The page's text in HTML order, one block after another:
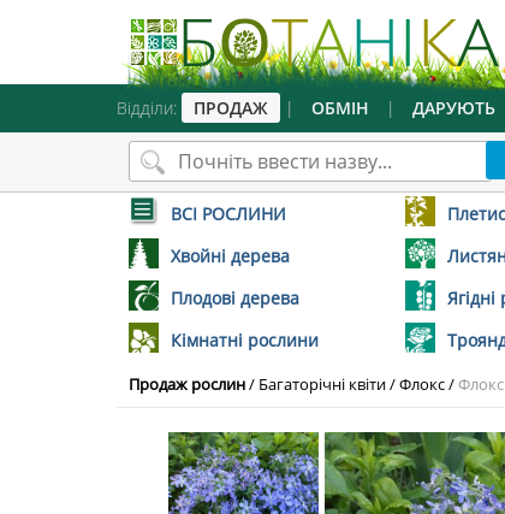
Відділи: ПРОДАЖ | ОБМІН | ДАРУЮТЬ
ВСІ РОСЛИНИ
Хвойні дерева
Плодові дерева
Кімнатні рослини
Продаж рослин/ Багаторічні квіти/Флокс/